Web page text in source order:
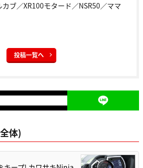
ブ／XR100モタード／NSR50／ママ
投稿一覧へ
体)